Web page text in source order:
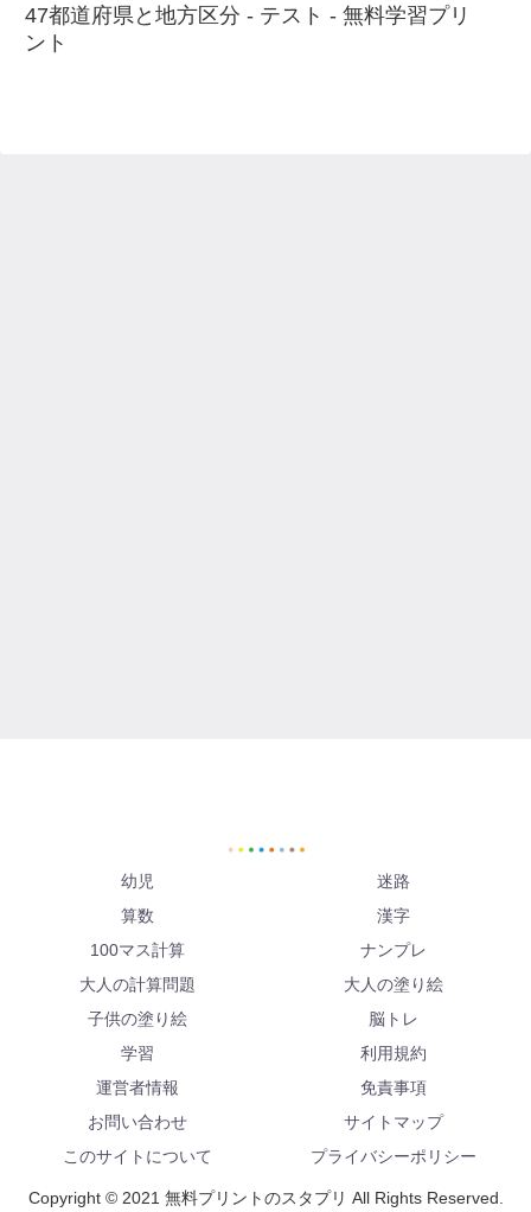
47都道府県と地方区分 - テスト - 無料学習プリ
ント
幼児
迷路
算数
漢字
100マス計算
ナンプレ
大人の計算問題
大人の塗り絵
子供の塗り絵
脳トレ
学習
利用規約
運営者情報
免責事項
お問い合わせ
サイトマップ
このサイトについて
プライバシーポリシー
Copyright © 2021 無料プリントのスタプリ All Rights Reserved.